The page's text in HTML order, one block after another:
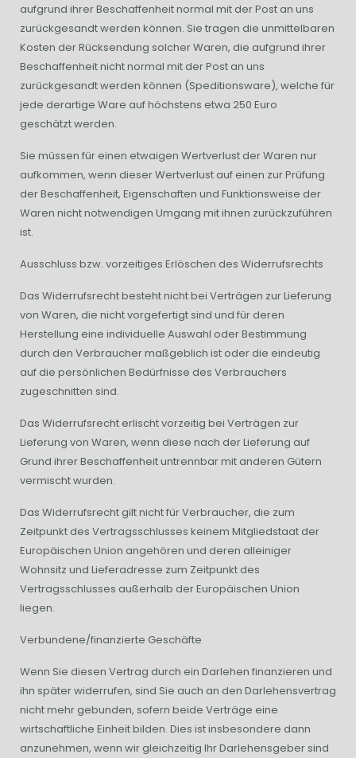
aufgrund ihrer Beschaffenheit normal mit der Post an uns
zurückgesandt werden können. Sie tragen die unmittelbaren
Kosten der Rücksendung solcher Waren, die aufgrund ihrer
Beschaffenheit nicht normal mit der Post an uns
zurückgesandt werden können (Speditionsware), welche für
jede derartige Ware auf höchstens etwa 250 Euro
geschätzt werden.
Sie müssen für einen etwaigen Wertverlust der Waren nur
aufkommen, wenn dieser Wertverlust auf einen zur Prüfung
der Beschaffenheit, Eigenschaften und Funktionsweise der
Waren nicht notwendigen Umgang mit ihnen zurückzuführen
ist.
Ausschluss bzw. vorzeitiges Erlöschen des Widerrufsrechts
Das Widerrufsrecht besteht nicht bei Verträgen zur Lieferung
von Waren, die nicht vorgefertigt sind und für deren
Herstellung eine individuelle Auswahl oder Bestimmung
durch den Verbraucher maßgeblich ist oder die eindeutig
auf die persönlichen Bedürfnisse des Verbrauchers
zugeschnitten sind.
Das Widerrufsrecht erlischt vorzeitig bei Verträgen zur
Lieferung von Waren, wenn diese nach der Lieferung auf
Grund ihrer Beschaffenheit untrennbar mit anderen Gütern
vermischt wurden.
Das Widerrufsrecht gilt nicht für Verbraucher, die zum
Zeitpunkt des Vertragsschlusses keinem Mitgliedstaat der
Europäischen Union angehören und deren alleiniger
Wohnsitz und Lieferadresse zum Zeitpunkt des
Vertragsschlusses außerhalb der Europäischen Union
liegen.
Verbundene/finanzierte Geschäfte
Wenn Sie diesen Vertrag durch ein Darlehen finanzieren und
ihn später widerrufen, sind Sie auch an den Darlehensvertrag
nicht mehr gebunden, sofern beide Verträge eine
wirtschaftliche Einheit bilden. Dies ist insbesondere dann
anzunehmen, wenn wir gleichzeitig Ihr Darlehensgeber sind